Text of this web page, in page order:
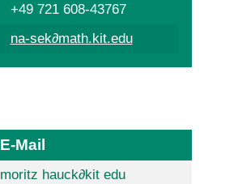
+49 721 608-43767
na-sek∂math.kit.edu
E-Mail
moritz hauck∂kit edu